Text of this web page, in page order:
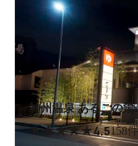
神州温泉 あるごの湯
★★★★★4.5158